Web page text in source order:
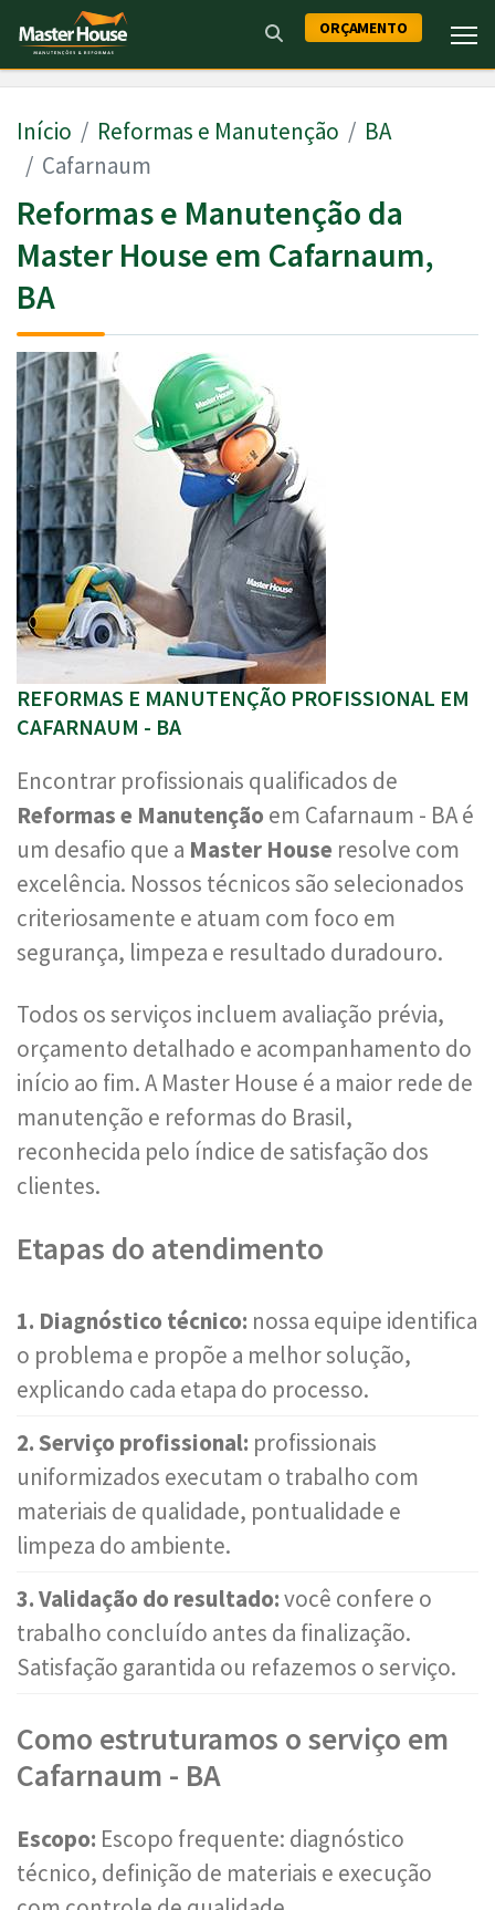
ORÇAMENTO
Início Reformas e Manutenção
BA
Cafarnaum
Reformas e Manutenção da
Master House em Cafarnaum,
BA
REFORMAS E MANUTENÇÃO PROFISSIONAL EM
CAFARNAUM - BA
Encontrar profissionais qualificados de
Reformas e Manutenção em Cafarnaum - BA é
um desafio que a Master House resolve com
excelência. Nossos técnicos são selecionados
criteriosamente e atuam com foco em
segurança, limpeza e resultado duradouro.
Todos os serviços incluem avaliação prévia,
orçamento detalhado e acompanhamento do
início ao fim. A Master House é a maior rede de
manutenção e reformas do Brasil,
reconhecida pelo índice de satisfação dos
clientes.
Etapas do atendimento
1. Diagnóstico técnico: nossa equipe identifica
o problema e propõe a melhor solução,
explicando cada etapa do processo.
2. Serviço profissional: profissionais
uniformizados executam o trabalho com
materiais de qualidade, pontualidade e
limpeza do ambiente.
3. Validação do resultado:você confere o
trabalho concluído antes da finalização.
Satisfação garantida ou refazemos o serviço.
Como estruturamos o serviço em
Cafarnaum - BA
Escopo: Escopo frequente: diagnóstico
técnico, definição de materiais e execução